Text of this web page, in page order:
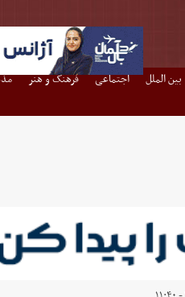
بین الملل اجتماعی فرهنگ و هنر